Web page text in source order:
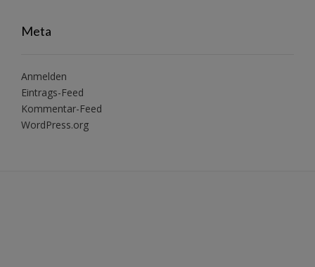
Meta
Anmelden
Eintrags-Feed
Kommentar-Feed
WordPress.org